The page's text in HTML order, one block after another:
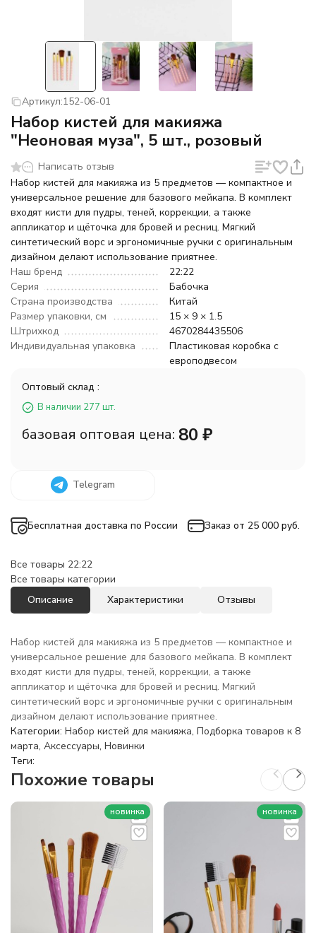
Артикул:152-06-01
Набор кистей для макияжа
"Неоновая муза", 5 шт., розовый
Написать отзыв
Набор кистей для макияжа из 5 предметов — компактное и
универсальное решение для базового мейкапа. В комплект
входят кисти для пудры, теней, коррекции, а также
аппликатор и щёточка для бровей и ресниц. Мягкий
синтетический ворс и эргономичные ручки с оригинальным
дизайном делают использование приятнее.
Наш бренд
22:22
Серия
Бабочка
Страна производства
Китай
Размер упаковки, см
15 × 9 × 1.5
Штрихкод
4670284435506
Индивидуальная упаковка
Пластиковая коробка с
европодвесом
Оптовый склад :
В наличии 277 шт.
базовая оптовая цена: 80 ₽
Telegram
Бесплатная доставка по России Заказ от 25 000 руб.
Все товары 22:22
Все товары категории
Описание
Характеристики Отзывы
Набор кистей для макияжа из 5 предметов — компактное и
универсальное решение для базового мейкапа. В комплект
входят кисти для пудры, теней, коррекции, а также
аппликатор и щёточка для бровей и ресниц. Мягкий
синтетический ворс и эргономичные ручки с оригинальным
дизайном делают использование приятнее.
Категории: Набор кистей для макияжа, Подборка товаров к 8
марта, Аксессуары, Новинки
Теги:
Похожие товары
новинка новинка